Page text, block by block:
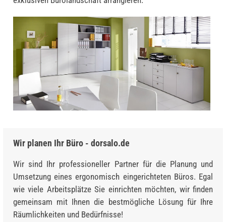
Wir planen Ihr Büro - dorsalo.de
Wir sind Ihr professioneller Partner für die Planung und
Umsetzung eines ergonomisch eingerichteten Büros. Egal
wie viele Arbeitsplätze Sie einrichten möchten, wir finden
gemeinsam mit Ihnen die bestmögliche Lösung für Ihre
Räumlichkeiten und Bedürfnisse!